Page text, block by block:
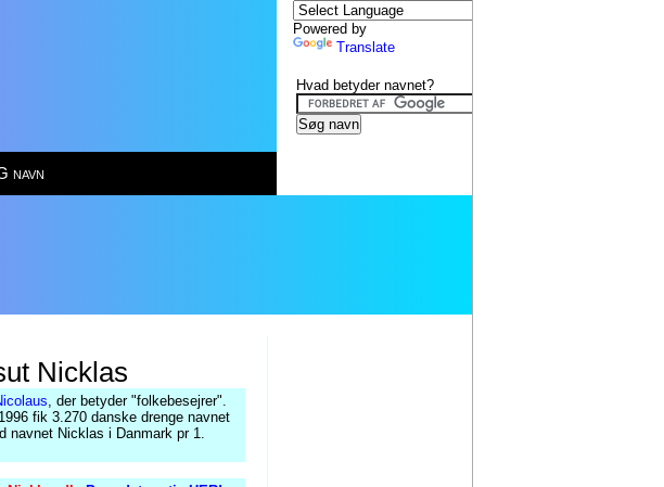
navn
Nicklas
, der betyder "folkebesejrer".
fik 3.270 danske drenge navnet
navnet Nicklas i Danmark pr 1.
Powered by
Translate
Hvad betyder navnet?